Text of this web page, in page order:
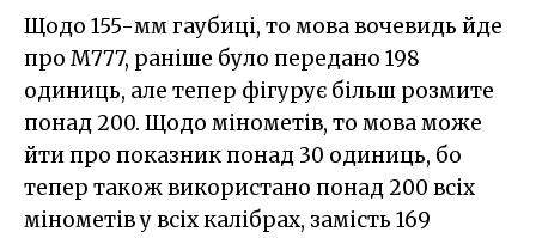
Щодо 155-мм гаубиці, то мова вочевидь йде
про M777, раніше було передано 198
одиниць, але тепер фігурує більш розмите
понад 200. Щодо мінометів, то мова може
йти про показник понад 30 одиниць, бо
тепер також використано понад 200 всіх
мінометів у всіх калібрах, замість 169